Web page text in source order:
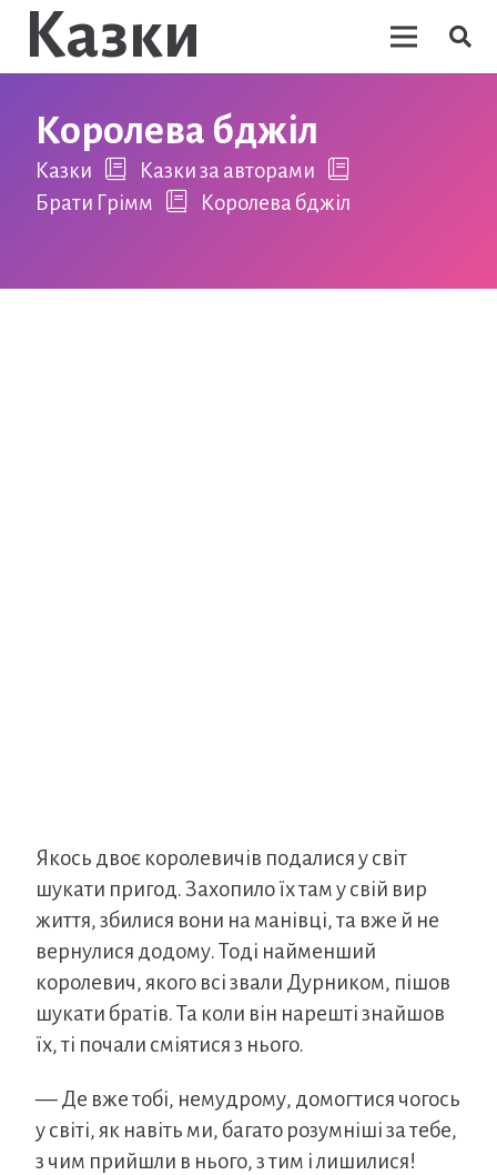
Казки
Королева бджіл
Казки
Казки за авторами
Брати Грімм
Королева бджіл
Якось двоє королевичів подалися у світ
шукати пригод. Захопило їх там у свій вир
життя, збилися вони на манівці, та вже й не
вернулися додому. Тоді найменший
королевич, якого всі звали Дурником, пішов
шукати братів. Та коли він нарешті знайшов
їх, ті почали сміятися з нього.
— Де вже тобі, немудрому, домогтися чогось
у світі, як навіть ми, багато розумніші за тебе,
з чим прийшли в нього, з тим і лишилися!